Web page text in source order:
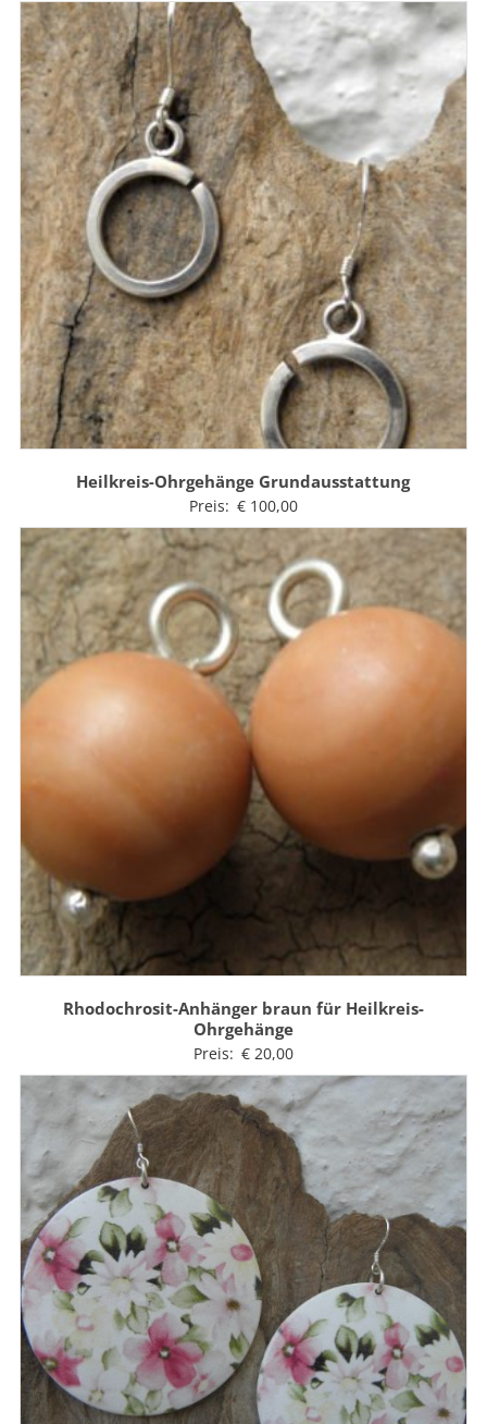
Heilkreis-Ohrgehänge Grundausstattung
Preis: €100,00
Rhodochrosit-Anhänger braun für Heilkreis-
Ohrgehänge
Preis: €20,00